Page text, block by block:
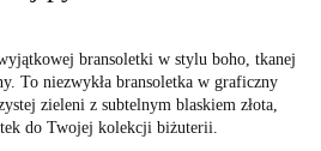
bransoletki w stylu boho, tkanej
To niezwykła bransoletka w graficzny
zieleni z subtelnym blaskiem złota,
do Twojej kolekcji biżuterii.